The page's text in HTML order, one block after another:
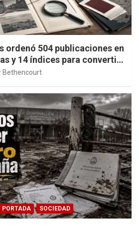
ordenó 504 publicaciones en
y 14 índices para convertir
en memoria pública
Bethencourt
PORTADA SOCIEDAD